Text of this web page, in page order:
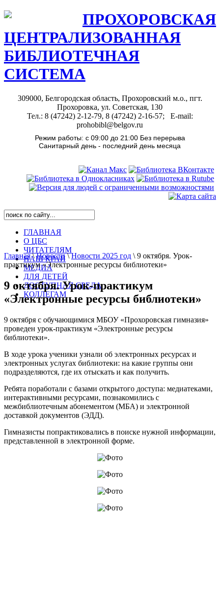
ПРОХОРОВСКАЯ
ЦЕНТРАЛИЗОВАННАЯ
БИБЛИОТЕЧНАЯ
СИСТЕМА
309000, Белгородская область, Прохоровский м.о., пгт.
Прохоровка, ул. Советская, 130
Тел.: 8 (47242) 2-12-79, 8 (47242) 2-16-57; E-mail:
prohobibl@belgov.ru
Режим работы: с 09:00 до 21:00 Без перерыва
Санитарный день - последний день месяца
ГЛАВНАЯ
О ЦБС
ЧИТАТЕЛЯМ
НАШ КРАЙ
МЕДИА
ДЛЯ ДЕТЕЙ
ДОСТУПНАЯ СРЕДА
КОЛЛЕГАМ
Главная\Новости\Новости 2025 год \ 9 октября. Урок-
практикум «Электронные ресурсы библиотеки»
9 октября. Урок-практикум
«Электронные ресурсы библиотеки»
9 октября с обучающимися МБОУ «Прохоровская гимназия»
проведен урок-практикум «Электронные ресурсы
библиотеки».
В ходе урока ученики узнали об электронных ресурсах и
электронных услугах библиотеки: на какие группы они
подразделяются, где их отыскать и как получить.
Ребята поработали с базами открытого доступа: медиатеками,
интерактивными ресурсами, познакомились с
межбиблиотечным абонементом (МБА) и электронной
доставкой документов (ЭДД).
Гимназисты попрактиковались в поиске нужной информации,
представленной в электронной форме.